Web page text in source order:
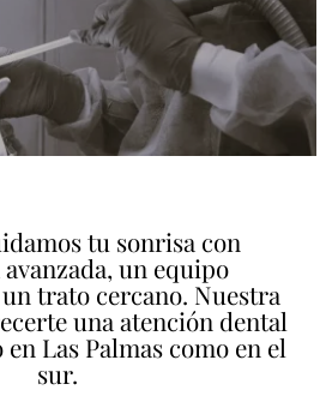
tu sonrisa con
un equipo
trato cercano. Nuestra
una atención dental
Las Palmas como en el
sur.